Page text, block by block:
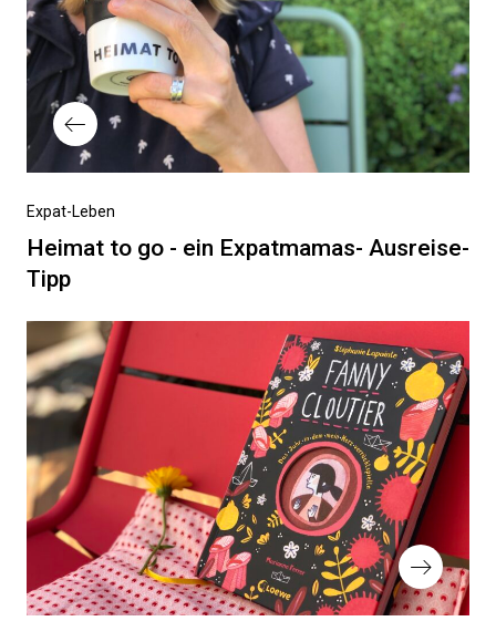
Vorheriger
Beitrag
Expat-Leben
Heimat to go - ein Expatmamas- Ausreise-
Tipp